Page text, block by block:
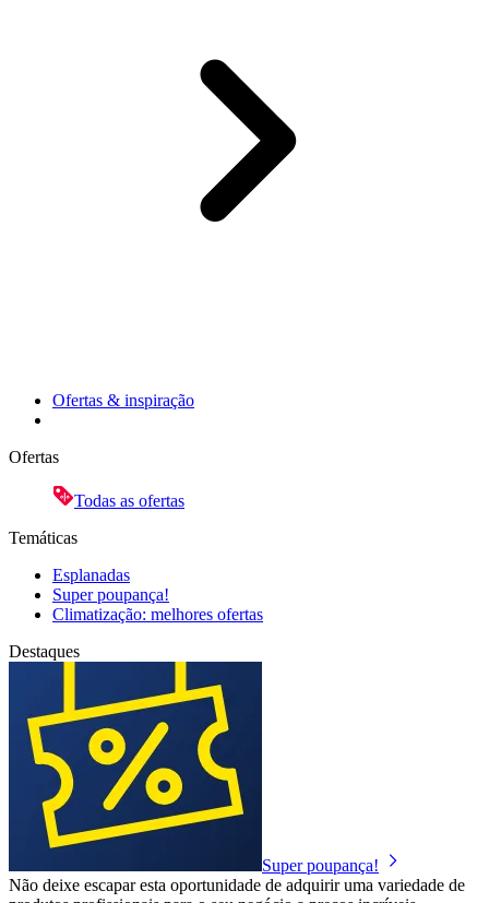
Ofertas & inspiração
Ofertas
Todas as ofertas
Temáticas
Esplanadas
Super poupança!
Climatização: melhores ofertas
Destaques
Super poupança!
Não deixe escapar esta oportunidade de adquirir uma variedade de